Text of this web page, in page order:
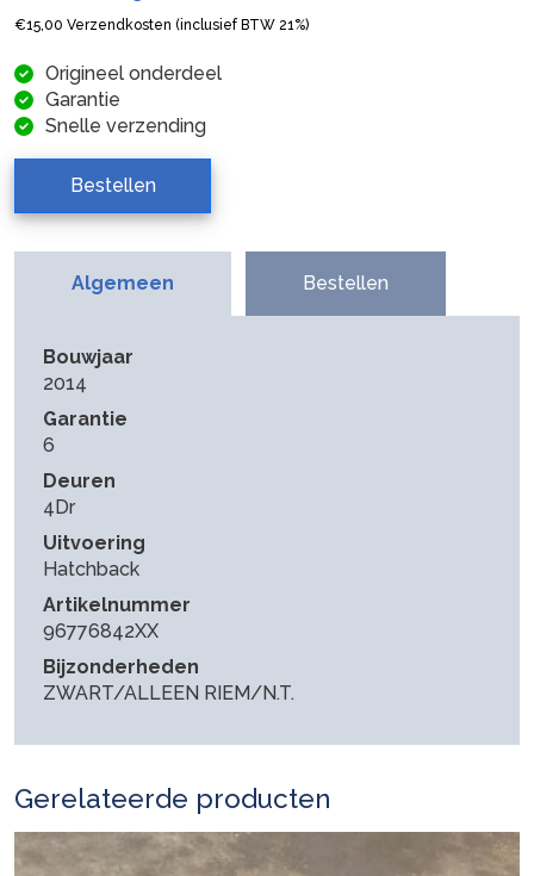
€15,00 Verzendkosten (inclusief BTW 21%)
Origineel onderdeel
Garantie
Snelle verzending
Bestellen
Algemeen Bestellen
Bouwjaar
2014
Garantie
6
Deuren
4Dr
Uitvoering
Hatchback
Artikelnummer
96776842XX
Bijzonderheden
ZWART/ALLEEN RIEM/N.T.
Gerelateerde producten